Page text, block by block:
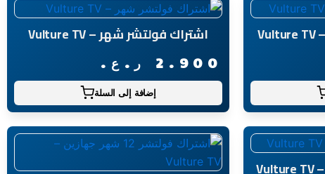
اشتراك فولتشر شهر – Vulture TV
2.900 ر.ع.
إضافة إلى السلة